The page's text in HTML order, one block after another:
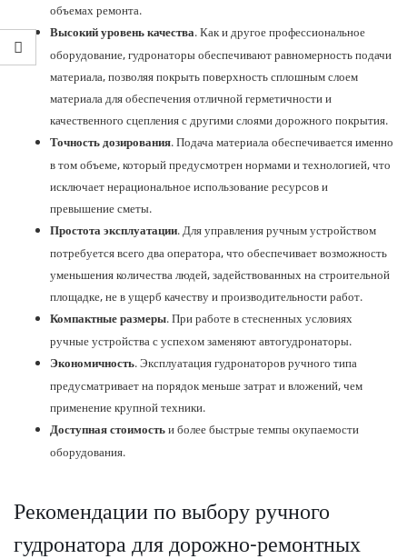
объемах ремонта.
Высокий уровень качества. Как и другое профессиональное
оборудование, гудронаторы обеспечивают равномерность подачи
материала, позволяя покрыть поверхность сплошным слоем
материала для обеспечения отличной герметичности и
качественного сцепления с другими слоями дорожного покрытия.
Точность дозирования. Подача материала обеспечивается именно
в том объеме, который предусмотрен нормами и технологией, что
исключает нерациональное использование ресурсов и
превышение сметы.
Простота эксплуатации. Для управления ручным устройством
потребуется всего два оператора, что обеспечивает возможность
уменьшения количества людей, задействованных на строительной
площадке, не в ущерб качеству и производительности работ.
Компактные размеры. При работе в стесненных условиях
ручные устройства с успехом заменяют автогудронаторы.
Экономичность. Эксплуатация гудронаторов ручного типа
предусматривает на порядок меньше затрат и вложений, чем
применение крупной техники.
Доступная стоимость и более быстрые темпы окупаемости
оборудования.
Рекомендации по выбору ручного
гудронатора для дорожно-ремонтных